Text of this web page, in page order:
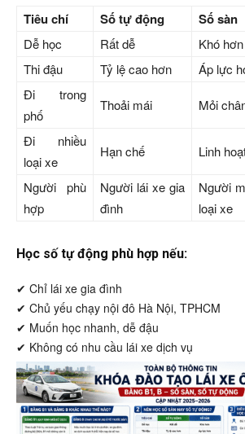
Tiêu chí Số tự động Số sàn
Dễ học Rất dễ
Khó hơn
Thi đậu
Tỷ lệ cao hơn
Áp lực
Đi trong
phố
Thoải mái Mỏi
Đi nhiều
loại xe
Hạn chế Linh
Người phù
hợp
Người lái xe gia
đình
Người
loại xe
Học số tự động phù hợp nếu:
✔ Chỉ lái xe gia đình
✔ Chủ yếu chạy nội đô Hà Nội, TPHCM
✔ Muốn học nhanh, dễ đậu
✔ Không có nhu cầu lái xe dịch vụ